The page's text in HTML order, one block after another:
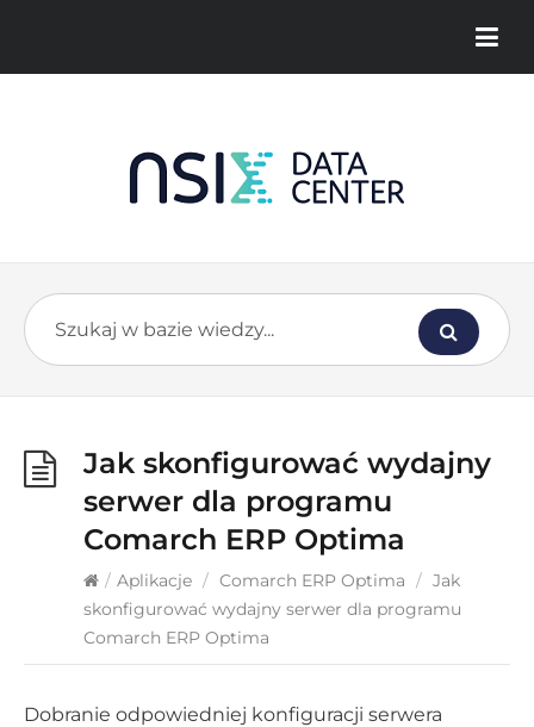
Jak skonfigurować wydajny
serwer dla programu
Comarch ERP Optima
/ Aplikacje / Comarch ERP Optima / Jak
skonfigurować wydajny serwer dla programu
Comarch ERP Optima
Dobranie odpowiedniej konfiguracji serwera